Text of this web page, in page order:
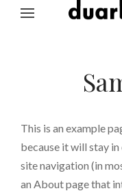
This is an example
because it will stay
site navigation (in
an About page that